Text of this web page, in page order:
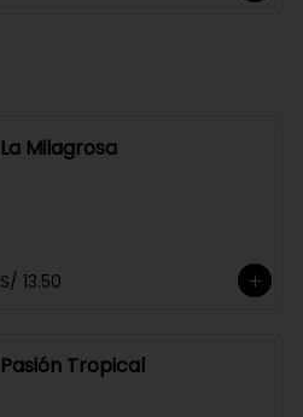
La Milagrosa
S/ 13.50
Pasión Tropical